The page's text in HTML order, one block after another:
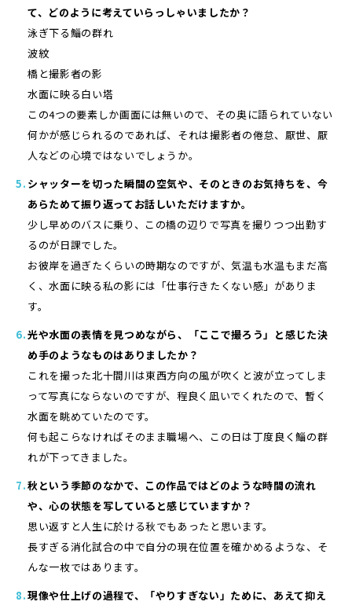
て、どのように考えていらっしゃいましたか？
泳ぎ下る鯔の群れ
波紋
橋と撮影者の影
水面に映る白い塔
この4つの要素しか画面には無いので、その奥に語られていない
何かが感じられるのであれば、それは撮影者の倦怠、厭世、厭
人などの心境ではないでしょうか。
シャッターを切った瞬間の空気や、そのときのお気持ちを、今
あらためて振り返ってお話しいただけますか。
少し早めのバスに乗り、この橋の辺りで写真を撮りつつ出勤す
るのが日課でした。
お彼岸を過ぎたくらいの時期なのですが、気温も水温もまだ高
く、水面に映る私の影には「仕事行きたくない感」がありま
す。
光や水面の表情を見つめながら、「ここで撮ろう」と感じた決
め手のようなものはありましたか？
これを撮った北十間川は東西方向の風が吹くと波が立ってしま
って写真にならないのですが、程良く凪いでくれたので、暫く
水面を眺めていたのです。
何も起こらなければそのまま職場へ、この日は丁度良く鯔の群
れが下ってきました。
秋という季節のなかで、この作品ではどのような時間の流れ
や、心の状態を写していると感じていますか？
思い返すと人生に於ける秋でもあったと思います。
長すぎる消化試合の中で自分の現在位置を確かめるような、そ
んな一枚ではあります。
現像や仕上げの過程で、「やりすぎない」ために、あえて抑え